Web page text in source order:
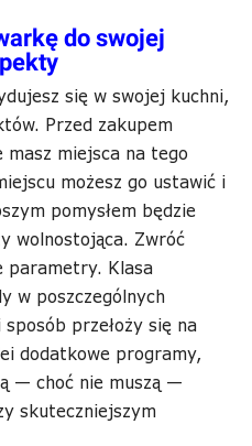
do swojej
się w swojej kuchni,
Przed zakupem
masz miejsca na tego
możesz go ustawić i
pomysłem będzie
wolnostojąca. Zwróć
parametry. Klasa
w poszczególnych
przełoży się na
dodatkowe programy,
— choć nie muszą —
skuteczniejszym